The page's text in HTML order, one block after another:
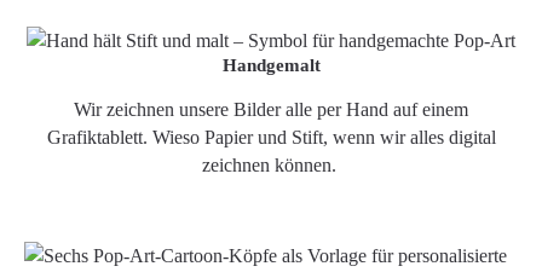
Handgemalt
Wir zeichnen unsere Bilder alle per Hand auf einem
Grafiktablett. Wieso Papier und Stift, wenn wir alles digital
zeichnen können.